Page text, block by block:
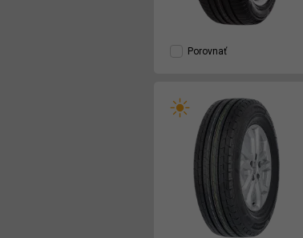
Porovnať